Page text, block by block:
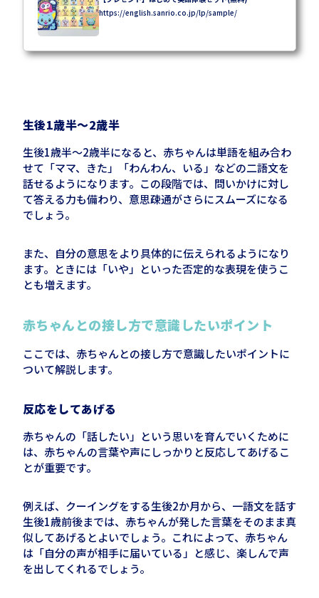
https://english.sanrio.co.jp/lp/sample/
生後1歳半〜2歳半
生後1歳半〜2歳半になると、赤ちゃんは単語を組み合わ
せて「ママ、きた」「わんわん、いる」などの二語文を
話せるようになります。この段階では、問いかけに対し
て答える力も備わり、意思疎通がさらにスムーズになる
でしょう。
また、自分の意思をより具体的に伝えられるようになり
ます。ときには「いや」といった否定的な表現を使うこ
とも増えます。
赤ちゃんとの接し方で意識したいポイント
ここでは、赤ちゃんとの接し方で意識したいポイントに
ついて解説します。
反応をしてあげる
赤ちゃんの「話したい」という思いを育んでいくために
は、赤ちゃんの言葉や声にしっかりと反応してあげるこ
とが重要です。
例えば、クーイングをする生後2か月から、一語文を話す
生後1歳前後までは、赤ちゃんが発した言葉をそのまま真
似してあげるとよいでしょう。これによって、赤ちゃん
は「自分の声が相手に届いている」と感じ、 楽しんで声
を出してくれるでしょう。